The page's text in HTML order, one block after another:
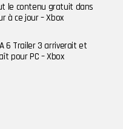
le contenu gratuit dans
à ce jour – Xbox
6 Trailer 3 arriverait et
pour PC – Xbox